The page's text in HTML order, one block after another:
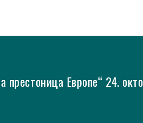
престоница Европе“ 24.